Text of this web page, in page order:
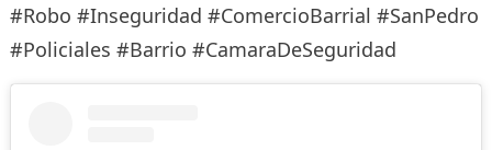
#Robo #Inseguridad #ComercioBarrial #SanPedro
#Policiales #Barrio #CamaraDeSeguridad